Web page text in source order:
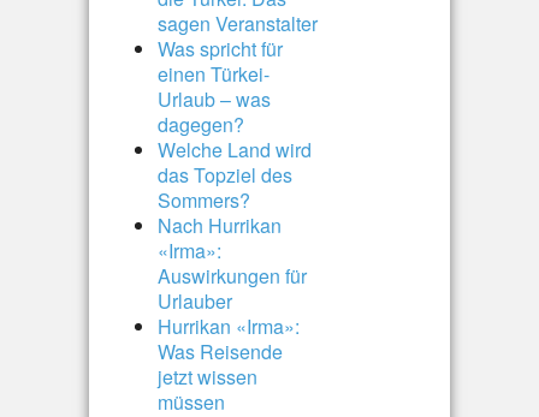
sagen Veranstalter
Was spricht für
einen Türkei-
Urlaub – was
dagegen?
Welche Land wird
das Topziel des
Sommers?
Nach Hurrikan
«Irma»:
Auswirkungen für
Urlauber
Hurrikan «Irma»:
Was Reisende
jetzt wissen
müssen